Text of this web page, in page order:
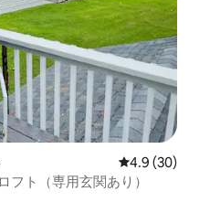
レビュー30
4.9 (30)
フト（専用玄関あり）